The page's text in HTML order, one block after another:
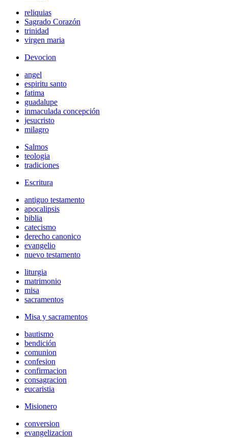
reliquias
Sagrado Corazón
trinidad
virgen maria
Devocion
angel
espiritu santo
fatima
guadalupe
inmaculada concepción
jesucristo
milagro
Salmos
teologia
tradiciones
Escritura
antiguo testamento
apocalipsis
biblia
catecismo
derecho canonico
evangelio
nuevo testamento
liturgia
matrimonio
misa
sacramentos
Misa y sacramentos
bautismo
bendición
comunion
confesion
confirmacion
consagracion
eucaristia
Misionero
conversion
evangelizacion